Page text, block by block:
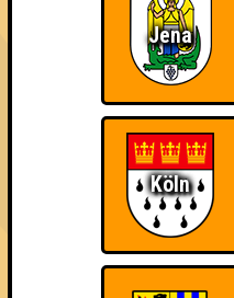
Errungenschaften
Kleiner Hinweis: bei uns
verlieren, trotzdem auf dem
schließlich verdient!
Errungenschaften für den 1.
Jena
Köln